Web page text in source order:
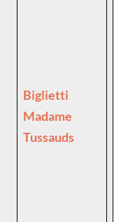
Biglietti
Madame
Tussauds